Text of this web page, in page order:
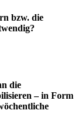
bzw. die
die
– in Form